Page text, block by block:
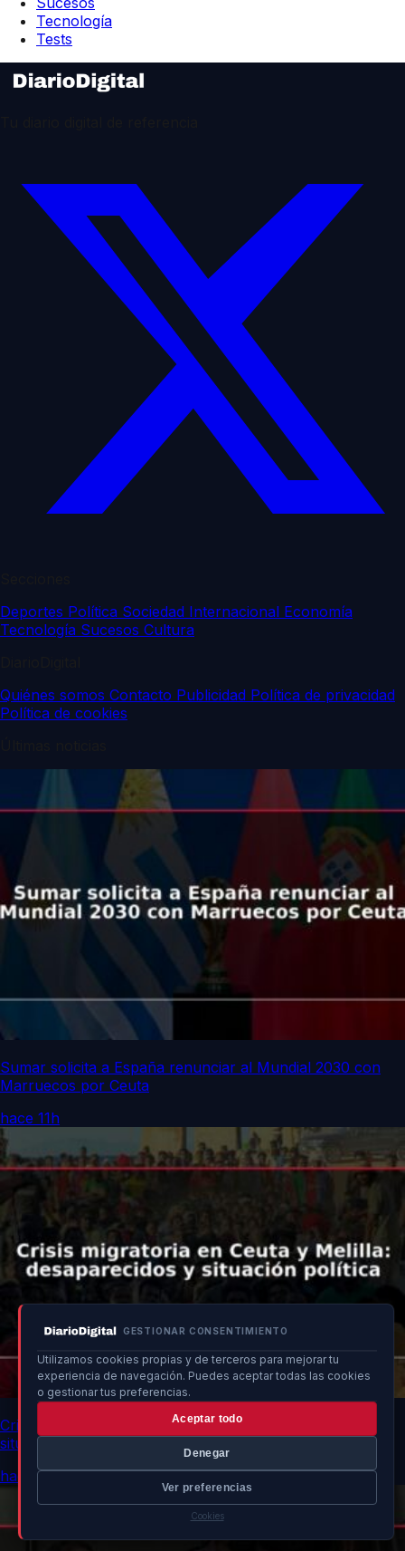
GESTIONAR CONSENTIMIENTO
Utilizamos cookies propias y de terceros para mejorar tu
experiencia de navegación. Puedes aceptar todas las cookies
o gestionar tus preferencias.
Aceptar todo
Denegar
Ver preferencias
Cookies
Tecnología
Tests
Deportes Política Sociedad Internacional Economía
Tecnología Sucesos Cultura
Quiénes somos Contacto Publicidad Política de privacidad
Política de cookies
Sumar solicita a España renunciar al Mundial 2030 con
Marruecos por Ceuta
hace 11h
Crisis migratoria en Ceuta y Melilla: desaparecidos y
situación política
hace 11h